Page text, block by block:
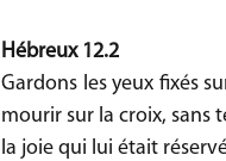
Hébreux 12.2
Gardons les yeux fixés
mourir sur la croix, sans
la joie qui lui était